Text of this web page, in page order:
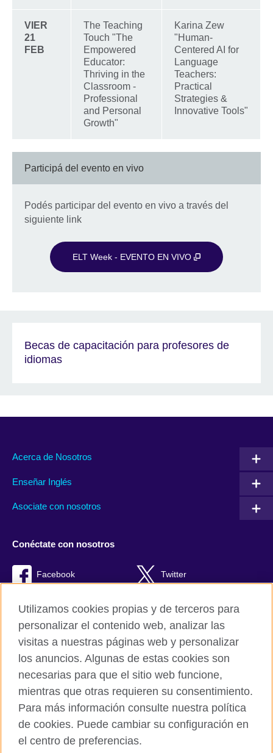
VIER
21
FEB
The Teaching
Touch "The
Empowered
Educator:
Thriving in the
Classroom -
Professional
and Personal
Growth"
Karina Zew
"Human-
Centered AI for
Language
Teachers:
Practical
Strategies &
Innovative Tools"
Participá del evento en vivo
Podés participar del evento en vivo a través del
siguiente link
ELT Week - EVENTO EN VIVO
Becas de capacitación para profesores de
idiomas
Acerca de Nosotros
Enseñar Inglés
Asociate con nosotros
Conéctate con nosotros
Facebook Twitter
British Council Global
Políticas de privacidad y condiciones de uso
Cookies
Utilizamos cookies propias y de terceros para
personalizar el contenido web, analizar las
visitas a nuestras páginas web y personalizar
los anuncios. Algunas de estas cookies son
necesarias para que el sitio web funcione,
mientras que otras requieren su consentimiento.
Para más información consulte nuestra política
de cookies. Puede cambiar su configuración en
el centro de preferencias.